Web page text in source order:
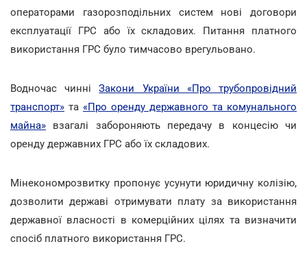
операторами газорозподільних систем нові договори
експлуатації ГРС або їх складових. Питання платного
використання ГРС було тимчасово врегульовано.
Водночас чинніЗакони України «Про трубопровідний
транспорт» та «Про оренду державного та комунального
майна» взагалі забороняють передачу в концесію чи
оренду державних ГРС або їх складових.
Мінекономрозвитку пропонує усунути юридичну колізію,
дозволити державі отримувати плату за використання
державної власності в комерційних цілях та визначити
спосіб платного використання ГРС.